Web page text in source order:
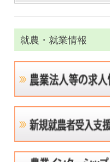
就農・就業情報